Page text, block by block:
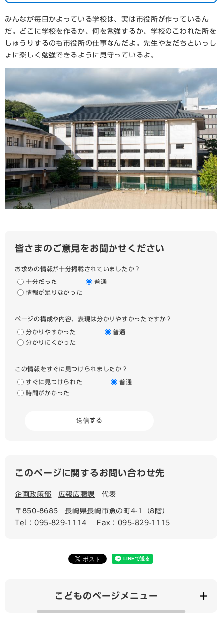
みんなが毎日かよっている学校は、実は市役所が作っているん
だ。どこに学校を作るか、何を勉強するか、学校のこわれた所を
しゅうりするのも市役所の仕事なんだよ。先生や友だちといっし
ょに楽しく勉強できるように見守っているよ。
皆さまのご意見をお聞かせください
お求めの情報が十分掲載されていましたか？
十分だった
普通
情報が足りなかった
ページの構成や内容、表現は分かりやすかったですか？
分かりやすかった
普通
分かりにくかった
この情報をすぐに見つけられましたか？
すぐに見つけられた
普通
時間がかかった
このページに関するお問い合わせ先
企画政策部 広報広聴課 代表
〒850-8685
長崎県長崎市魚の町4-1（8階）
Tel：095-829-1114
Fax：095-829-1115
こどものページメニュー